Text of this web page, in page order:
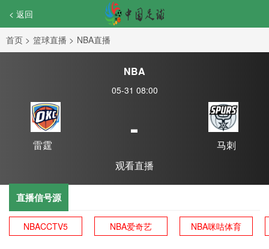
< 返回
首页 > 篮球直播 > NBA直播
NBA
05-31 08:00
雷霆
-
马刺
观看直播
直播信号源
NBACCTV5 NBA爱奇艺 NBA咪咕体育